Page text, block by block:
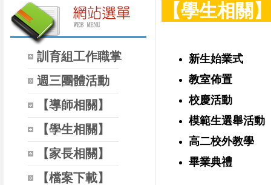
訓育組工作職掌
週三團體活動
【導師相關】
【學生相關】
【家長相關】
【檔案下載】
【學生相關】
新生始業式
教室佈置
校慶活動
模範生選舉活動
高二校外教學
畢業典禮